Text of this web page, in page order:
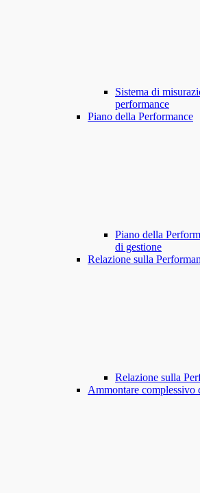
Sistema di
performance
Piano della Performance
Piano della
di gestione
Relazione sulla
Relazione sulla
Ammontare complessivo